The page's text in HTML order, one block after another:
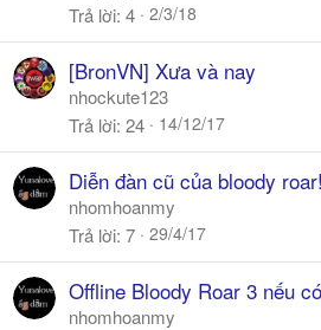
Trả lời 4 2/3/18
[BronVN] Xưa và nay
nhockute123
Trả lời 24 14/12/17
Diễn đàn cũ của bloody roar!
nhomhoanmy
Trả lời 7 29/4/17
Offline Bloody Roar 3 nếu
nhomhoanmy